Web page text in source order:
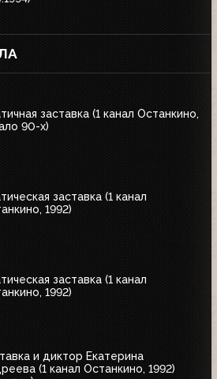
заставка (1 канал Останкино,
90-х)
заставка (1 канал
1992)
заставка (1 канал
1992)
и диктор Екатерина
(1 канал Останкино, 1992)